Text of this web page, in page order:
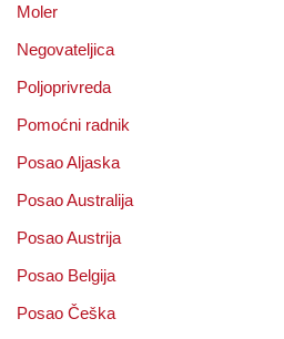
Moler
Negovateljica
Poljoprivreda
Pomoćni radnik
Posao Aljaska
Posao Australija
Posao Austrija
Posao Belgija
Posao Češka